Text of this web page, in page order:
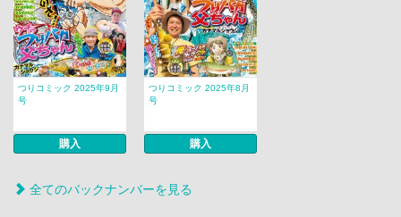
つりコミック 2025年9月
号
購入
つりコミック 2025年8月
号
購入
全てのバックナンバーを見る